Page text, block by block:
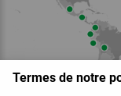
Termes de notre